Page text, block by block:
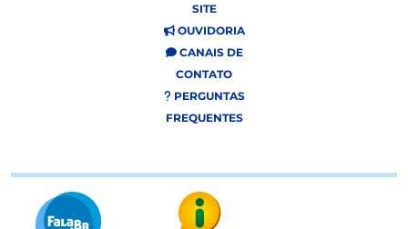
SITE
OUVIDORIA
CANAIS DE
CONTATO
PERGUNTAS
FREQUENTES